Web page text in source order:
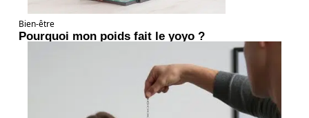
Bien-être
Pourquoi mon poids fait le yoyo ?